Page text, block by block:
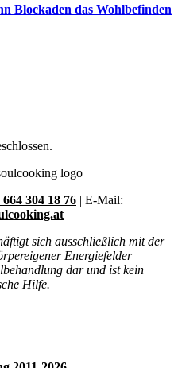
Blockaden das Wohlbefinden
664 304 18 76 | E-Mail:
sich ausschließlich mit der
Energiefelder
dar und ist kein
Hilfe.